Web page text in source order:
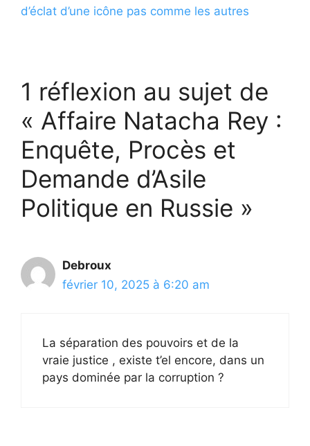
d’éclat d’une icône pas comme les autres
1 réflexion au sujet de
« Affaire Natacha Rey :
Enquête, Procès et
Demande d’Asile
Politique en Russie »
Debroux
février 10, 2025 à 6:20 am
La séparation des pouvoirs et de la
vraie justice , existe t’el encore, dans un
pays dominée par la corruption ?